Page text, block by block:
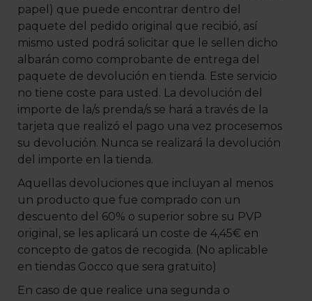
papel) que puede encontrar dentro del
paquete del pedido original que recibió, así
mismo usted podrá solicitar que le sellen dicho
albarán como comprobante de entrega del
paquete de devolución en tienda. Este servicio
no tiene coste para usted. La devolución del
importe de la/s prenda/s se hará a través de la
tarjeta que realizó el pago una vez procesemos
su devolución. Nunca se realizará la devolución
del importe en la tienda.
Aquellas devoluciones que incluyan al menos
un producto que fue comprado con un
descuento del 60% o superior sobre su PVP
original, se les aplicará un coste de 4,45€ en
concepto de gatos de recogida. (No aplicable
en tiendas Gocco que sera gratuito)
En caso de que realice una segunda o